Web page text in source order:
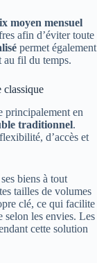
moyen mensuel
afin d’éviter toute
permet également
au fil du temps.
classique
principalement en
traditionnel.
d’accès et
biens à tout
tailles de volumes
clé, ce qui facilite
selon les envies. Les
cette solution